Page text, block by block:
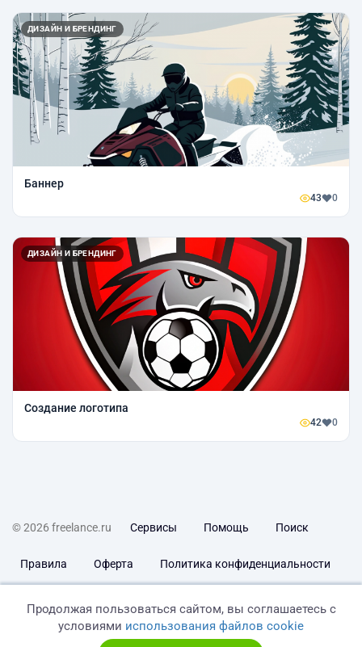
ДИЗАЙН И БРЕНДИНГ
Баннер
43 0
ДИЗАЙН И БРЕНДИНГ
Создание логотипа
42 0
© 2026 freelance.ru Сервисы Помощь Поиск
Правила Оферта Политика конфиденциальности
Продолжая пользоваться сайтом, вы соглашаетесь с
условиями использования файлов cookie